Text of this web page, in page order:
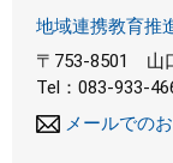
地域連携教育推
〒753-8501
山
Tel：083-933-
メールでの